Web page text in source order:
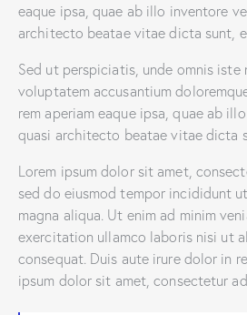
eaque ipsa, quae ab illo inventore
architecto beatae vitae dicta sunt,
Sed ut perspiciatis, unde omnis iste
voluptatem accusantium
rem aperiam eaque ipsa, quae ab
quasi architecto beatae vitae dicta
Lorem ipsum dolor sit amet,
sed do eiusmod tempor incididunt
magna aliqua. Ut enim ad minim
exercitation ullamco laboris nisi ut
consequat. Duis aute irure dolor in
ipsum dolor sit amet, consectetur